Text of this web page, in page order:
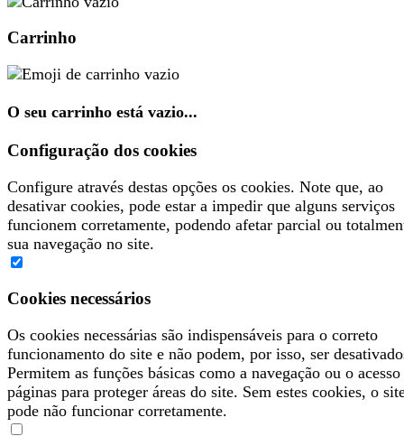
Carrinho
O seu carrinho está vazio...
Configuração dos cookies
Configure através destas opções os cookies. Note que, ao
desativar cookies, pode estar a impedir que alguns serviços
funcionem corretamente, podendo afetar parcial ou
sua navegação no site.
Cookies necessários
Os cookies necessárias são indispensáveis para o correto
funcionamento do site e não podem, por isso, ser
Permitem as funções básicas como a navegação ou o acesso
páginas para proteger áreas do site. Sem estes cookies, o
pode não funcionar corretamente.